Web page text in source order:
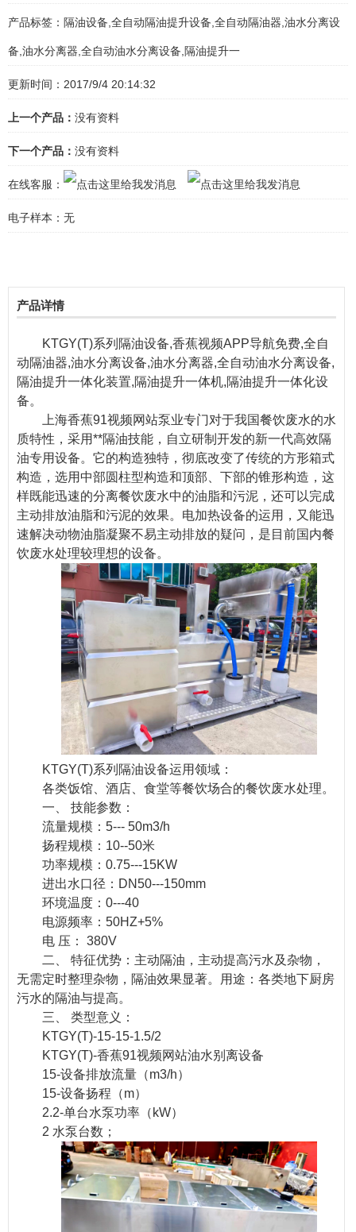
产品标签： 隔油设备,全自动隔油提升设备,全自动隔油器,油水分离设
备,油水分离器,全自动油水分离设备,隔油提升一
更新时间：2017/9/4 20:14:32
上一个产品： 没有资料
下一个产品： 没有资料
在线客服：
电子样本： 无
产品详情
KTGY(T)系列隔油设备,香蕉视频APP导航免费,全自
动隔油器,油水分离设备,油水分离器,全自动油水分离设备,
隔油提升一体化装置,隔油提升一体机,隔油提升一体化设
备。
上海香蕉91视频网站泵业专门对于我国餐饮废水的水
质特性，采用**隔油技能，自立研制开发的新一代高效隔
油专用设备。它的构造独特，彻底改变了传统的方形箱式
构造，选用中部圆柱型构造和顶部、下部的锥形构造，这
样既能迅速的分离餐饮废水中的油脂和污泥，还可以完成
主动排放油脂和污泥的效果。电加热设备的运用，又能迅
速解决动物油脂凝聚不易主动排放的疑问，是目前国内餐
饮废水处理较理想的设备。
KTGY(T)系列隔油设备运用领域：
各类饭馆、酒店、食堂等餐饮场合的餐饮废水处理。
一、 技能参数：
流量规模：5--- 50m3/h
扬程规模：10--50米
功率规模：0.75---15KW
进出水口径：DN50---150mm
环境温度：0---40
电源频率：50HZ+5%
电 压： 380V
二、 特征优势：主动隔油，主动提高污水及杂物，
无需定时整理杂物，隔油效果显著。用途：各类地下厨房
污水的隔油与提高。
三、 类型意义：
KTGY(T)-15-15-1.5/2
KTGY(T)-香蕉91视频网站油水别离设备
15-设备排放流量（m3/h）
15-设备扬程（m）
2.2-单台水泵功率（kW）
2 水泵台数；